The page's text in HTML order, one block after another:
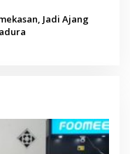
Jadi Ajang